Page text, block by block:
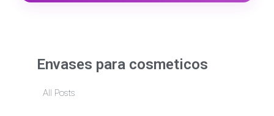
Envases para cosmeticos
All Posts